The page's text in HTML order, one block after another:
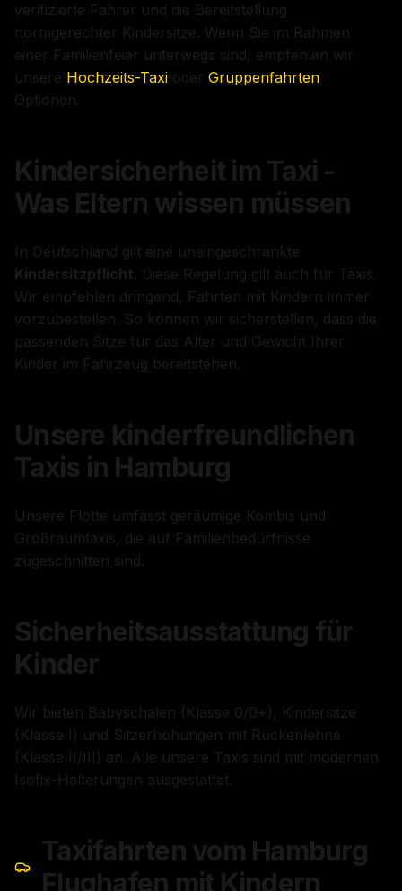
verifizierte Fahrer und die Bereitstellung
normgerechter Kindersitze. Wenn Sie im Rahmen
einer Familienfeier unterwegs sind, empfehlen wir
unsere Hochzeits-Taxi oder Gruppenfahrten
Optionen.
Kindersicherheit im Taxi -
Was Eltern wissen müssen
In Deutschland gilt eine uneingeschränkte
Kindersitzpflicht . Diese Regelung gilt auch für Taxis.
Wir empfehlen dringend, Fahrten mit Kindern immer
vorzubestellen. So können wir sicherstellen, dass die
passenden Sitze für das Alter und Gewicht Ihrer
Kinder im Fahrzeug bereitstehen.
Unsere kinderfreundlichen
Taxis in Hamburg
Unsere Flotte umfasst geräumige Kombis und
Großraumtaxis, die auf Familienbedürfnisse
zugeschnitten sind.
Sicherheitsausstattung für
Kinder
Wir bieten Babyschalen (Klasse 0/0+), Kindersitze
(Klasse I) und Sitzerhöhungen mit Rückenlehne
(Klasse II/III) an. Alle unsere Taxis sind mit modernen
Isofix-Halterungen ausgestattet.
Taxifahrten vom Hamburg
Flughafen mit Kindern